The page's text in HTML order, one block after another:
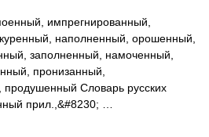
импрегнированный,
наполненный, орошенный,
заполненный, намоченный,
пронизанный,
Словарь русских
прил.,&#8230; …